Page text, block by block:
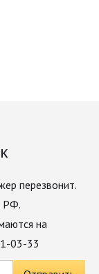
перезвонит.
РФ.
на
03-33